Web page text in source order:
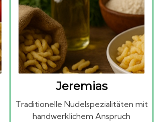
Jeremias
Traditionelle Nudelspezialitäten mit
handwerklichem Anspruch